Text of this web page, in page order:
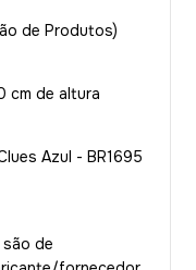
de Produtos)
cm de altura
Azul - BR1695
de